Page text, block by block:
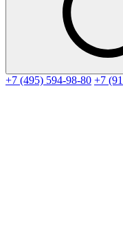
+7 (495) 594-98-80 +7